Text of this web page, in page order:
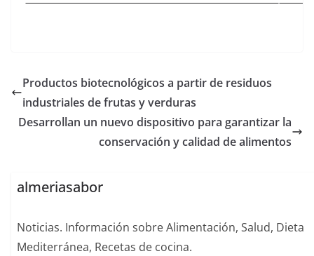
Productos biotecnológicos a partir de residuos
industriales de frutas y verduras
Desarrollan un nuevo dispositivo para garantizar la
conservación y calidad de alimentos
almeriasabor
Noticias. Información sobre Alimentación, Salud, Dieta
Mediterránea, Recetas de cocina.